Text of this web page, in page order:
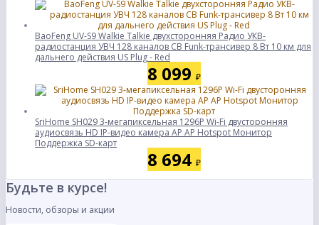
BaoFeng UV-S9 Walkie Talkie двухсторонняя Радио УКВ-
радиостанция УВЧ 128 каналов CB Funk-трансивер 8 Вт 10 км для
дальнего действия US Plug - Red
8 099 ₽
SriHome SH029 3-мегапиксельная 1296P Wi-Fi двусторонняя
аудиосвязь HD IP-видео камера AP AP Hotspot Монитор
Поддержка SD-карт
8 694 ₽
Будьте в курсе!
Новости, обзоры и акции